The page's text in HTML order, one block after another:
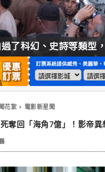
了科幻、史詩等類型
花絮 電影新星聞
奪回「海角7億」！影帝